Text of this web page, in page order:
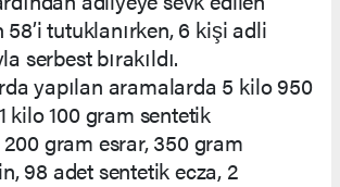
tutuklanırken, 6 kişi adli
serbest bırakıldı.
yapılan aramalarda 5 kilo 950
kilo 100 gram sentetik
gram esrar, 350 gram
98 adet sentetik ecza, 2